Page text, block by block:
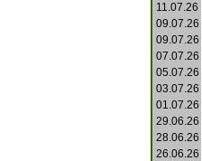
11.07.26
09.07.26
09.07.26
07.07.26
05.07.26
03.07.26
01.07.26
29.06.26
28.06.26
26.06.26